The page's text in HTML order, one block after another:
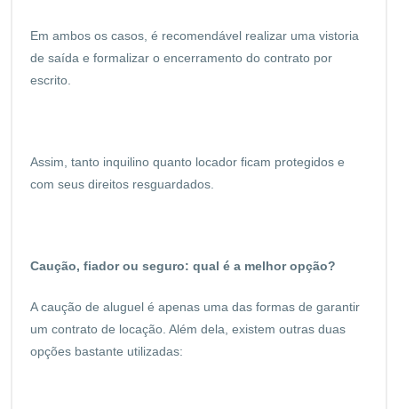
Em ambos os casos, é recomendável realizar uma vistoria
de saída e formalizar o encerramento do contrato por
escrito.
Assim, tanto inquilino quanto locador ficam protegidos e
com seus direitos resguardados.
Caução, fiador ou seguro: qual é a melhor opção?
A caução de aluguel é apenas uma das formas de garantir
um contrato de locação. Além dela, existem outras duas
opções bastante utilizadas: